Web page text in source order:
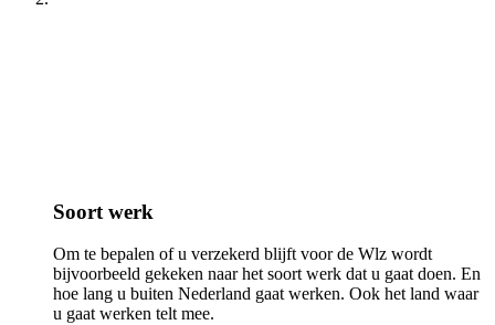
Soort werk
Om te bepalen of u verzekerd blijft voor de Wlz wordt
bijvoorbeeld gekeken naar het soort werk dat u gaat doen. En
hoe lang u buiten Nederland gaat werken. Ook het land waar
u gaat werken telt mee.